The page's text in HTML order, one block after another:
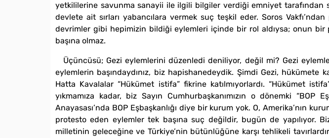
yetkililerine savunma sanayii ile ilgili bilgiler verdiği emniyet tarafından
devlete ait sırları yabancılara vermek suç teşkil eder. Soros
devrimler gibi hepimizin bildiği eylemleri içinde bir rol aldıysa; onun bir
başına olmaz.
Üçüncüsü; Gezi eylemlerini düzenledi deniliyor, değil mi? Gezi
eylemlerin başındaydınız, biz hapishanedeydik. Şimdi Gezi, hükümete
Hatta Kavalalar “Hükümet istifa” fikrine katılmıyorlardı. “Hükümet
yıkmamıza kadar, biz Sayın Cumhurbaşkanımızın o dönemki
Anayasası’nda BOP Eşbaşkanlığı diye bir kurum yok. O, Amerika’nın
protesto eden eylemler tek başına suç değildir, bugün de yapılıyor.
milletinin geleceğine ve Türkiye’nin bütünlüğüne karşı tehlikeli